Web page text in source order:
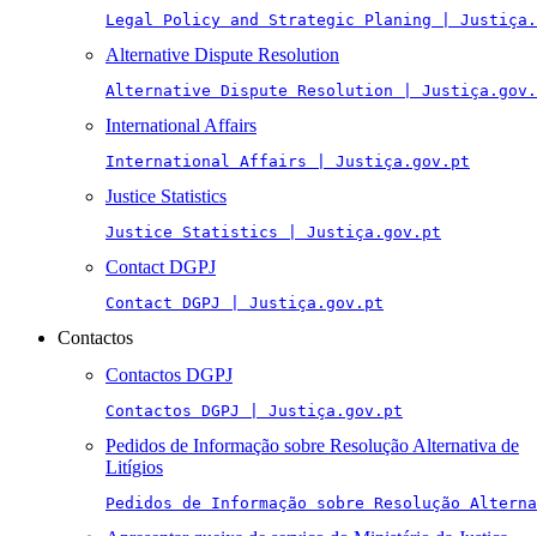
Legal Policy and Strategic Planing |
Alternative Dispute Resolution
Alternative Dispute Resolution |
International Affairs
International Affairs | Justiça.gov.pt
Justice Statistics
Justice Statistics | Justiça.gov.pt
Contact DGPJ
Contact DGPJ | Justiça.gov.pt
Contactos
Contactos DGPJ
Contactos DGPJ | Justiça.gov.pt
Pedidos de Informação sobre Resolução Alternativa de
Litígios
Pedidos de Informação sobre Resolução